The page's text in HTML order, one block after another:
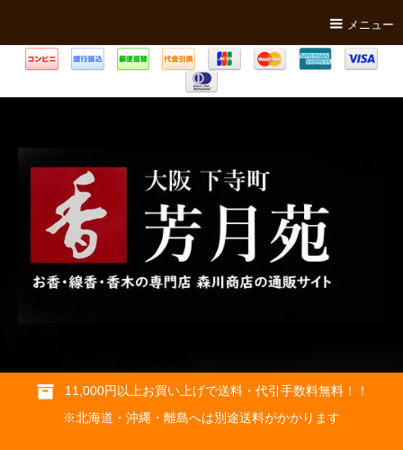
メニュー
11,000円以上お買い上げで送料・代引手数料無料！！
※北海道・沖縄・離島へは別途送料がかかります